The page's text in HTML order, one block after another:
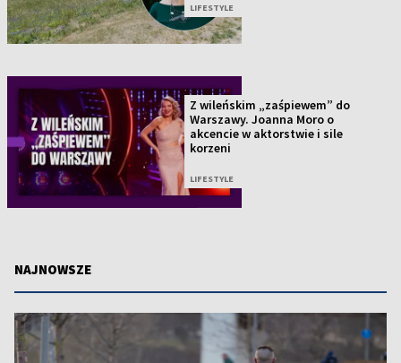
LIFESTYLE
Z wileńskim „zaśpiewem” do
Warszawy. Joanna Moro o
akcencie w aktorstwie i sile
korzeni
LIFESTYLE
NAJNOWSZE